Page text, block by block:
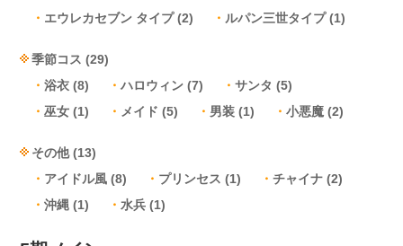
エウレカセブン タイプ(2) ルパン三世タイプ(1)
季節コス (29)
浴衣 (8) ハロウィン (7) サンタ (5)
巫女 (1) メイド (5) 男装 (1) 小悪魔 (2)
その他(13)
アイドル風 (8) プリンセス (1) チャイナ (2)
沖縄 (1) 水兵 (1)